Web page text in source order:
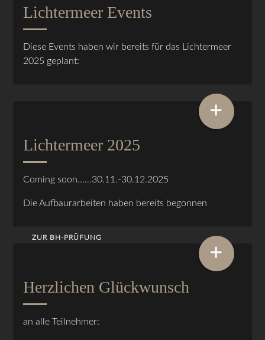
Lichtermeer Events
Diese Events haben wir bereits für das Lichtermeer
2025 geplant:
Lichtermeer 2025
Coming soon......30.11.-30.12.2025
Die Aufbaurarbeiten haben bereits begonnen
+
ZUR BH-PRÜFUNG
Herzlichen Glückwunsch
an alle Teilnehmer:
+